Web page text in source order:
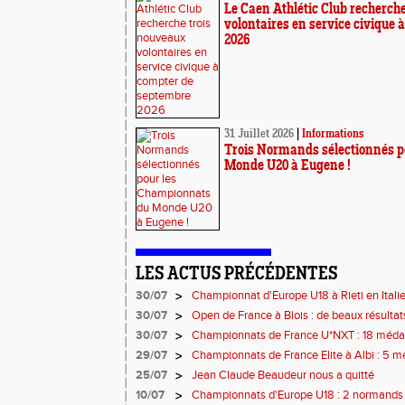
Le Caen Athlétic Club
volontaires en service civique
2026
31 Juillet 2026 Informations
Trois Normands sélectionnés
Monde U20 à Eugene !
LES ACTUS PRÉCÉDENTES
30/07 >
Championnat d'Europe U18 à Rieti en
normands
30/07 >
Open de France à Blois : de beaux
30/07 >
Championnats de France U*NXT : 18
29/07 >
Championnats de France Elite à Albi : 5
titres !
25/07 >
Jean Claude Beaudeur nous a quitté
10/07
> Championnats d'Europe U18 : 2